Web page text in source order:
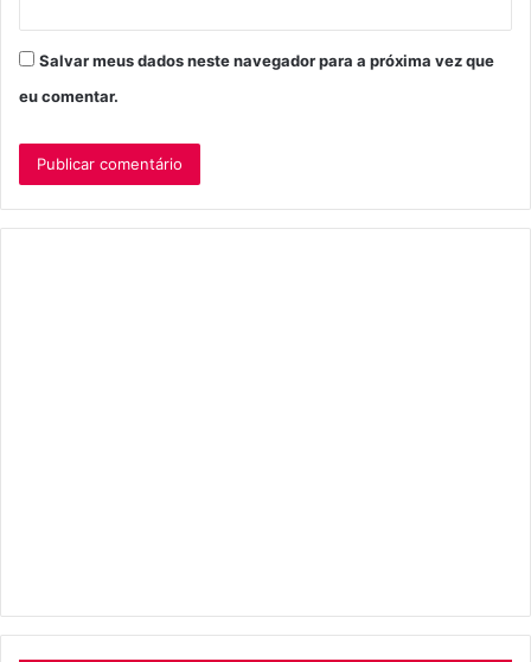
Salvar meus dados neste navegador para a próxima vez que
eu comentar.